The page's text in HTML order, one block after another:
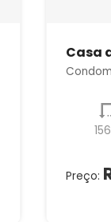
Casa
Preço: